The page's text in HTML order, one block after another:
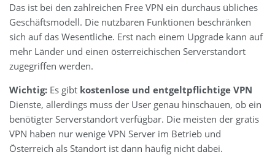
Das ist bei den zahlreichen Free VPN ein durchaus übliches
Geschäftsmodell. Die nutzbaren Funktionen beschränken
sich auf das Wesentliche. Erst nach einem Upgrade kann auf
mehr Länder und einen österreichischen Serverstandort
zugegriffen werden.
Wichtig: Es gibt kostenlose und entgeltpflichtige VPN
Dienste, allerdings muss der User genau hinschauen, ob ein
benötigter Serverstandort verfügbar. Die meisten der gratis
VPN haben nur wenige VPN Server im Betrieb und
Österreich als Standort ist dann häufig nicht dabei.